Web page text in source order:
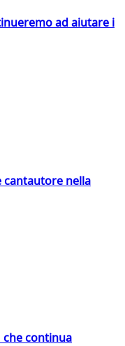
ad aiutare i
cantautore nella
continua